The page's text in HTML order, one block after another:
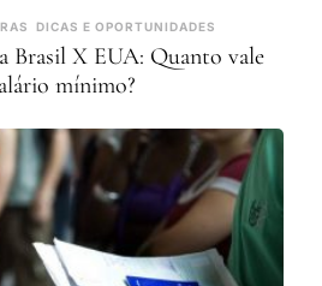
DICAS E OPORTUNIDADES
Brasil X EUA: Quanto vale
mínimo?